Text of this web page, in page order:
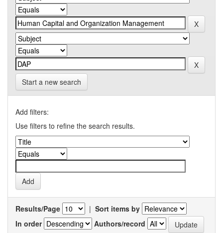
Start a new search
Add filters:
Use filters to refine the search results.
Results/Page | Sort items by
In order
Authors/record